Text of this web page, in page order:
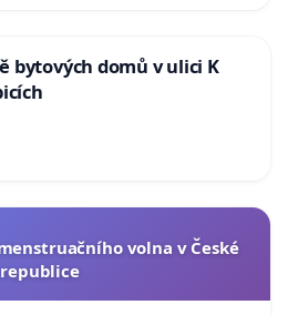
bytových domů v ulici K
volna v České
republice